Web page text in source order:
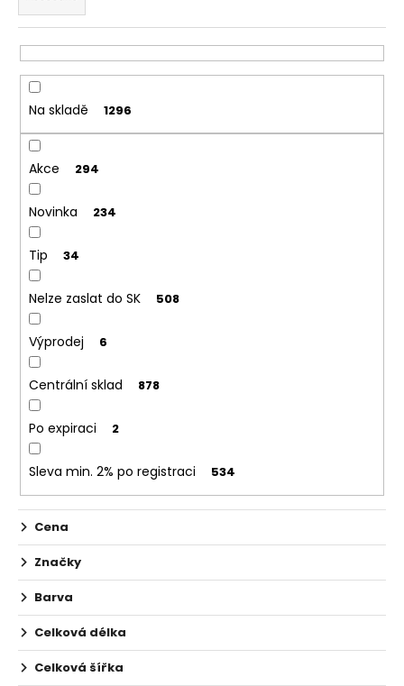
e
n
í
p
o
d
u
k
ů
Na skladě 1296
Akce 294
Novinka 234
Tip 34
Nelze zaslat do SK 508
Výprodej 6
Centrální sklad 878
Po expiraci 2
Sleva min. 2% po registraci 534
Cena
Značky
Barva
Celková délka
Celková šířka
HLEDAT
D
o
p
o
u
m
JOYETECH
ATOMIZER
EX
0,5
OHM
49
Kč